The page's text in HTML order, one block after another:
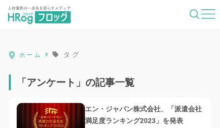
HRog | 人材業界の一歩先を照らすメディ
ホーム タグ
「アンケート」の記事一覧
エン・ジャパン株式会社、「派遣会社
満足度ランキング2023」を発表